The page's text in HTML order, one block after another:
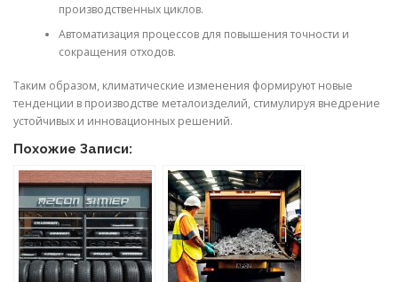
производственных циклов.
Автоматизация процессов для повышения точности и
сокращения отходов.
Таким образом, климатические изменения формируют новые
тенденции в производстве металоизделий, стимулируя внедрение
устойчивых и инновационных решений.
Похожие Записи: